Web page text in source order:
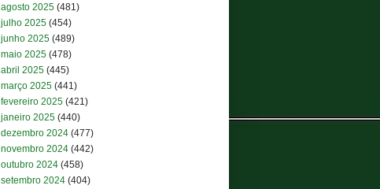
agosto 2025 (481)
julho 2025 (454)
junho 2025 (489)
maio 2025 (478)
abril 2025 (445)
março 2025 (441)
fevereiro 2025 (421)
janeiro 2025 (440)
dezembro 2024 (477)
novembro 2024 (442)
outubro 2024 (458)
setembro 2024 (404)